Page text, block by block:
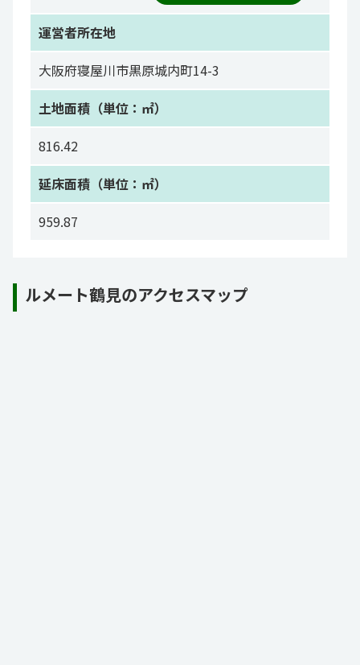
運営者所在地
大阪府寝屋川市黒原城内町14-3
土地面積（単位：㎡）
816.42
延床面積（単位：㎡）
959.87
ルメート鶴見のアクセスマップ